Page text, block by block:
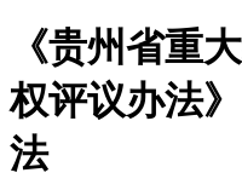
《贵州省重
权评议办法
法